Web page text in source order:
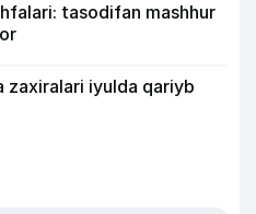
tasodifan mashhur
zaxiralari iyulda qariyb